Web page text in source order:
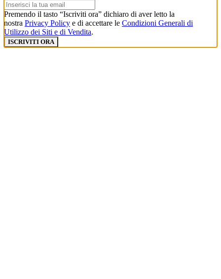
Premendo il tasto “Iscriviti ora” dichiaro di aver letto la
nostra Privacy Policy e di accettare le Condizioni Generali di
Utilizzo dei Siti e di Vendita.
ISCRIVITI ORA